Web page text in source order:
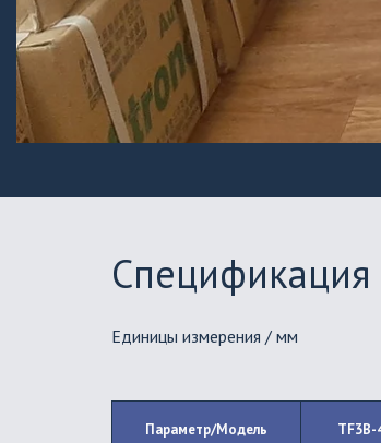
Спецификация
Единицы измерения / мм
Параметр/Модель TF3B-